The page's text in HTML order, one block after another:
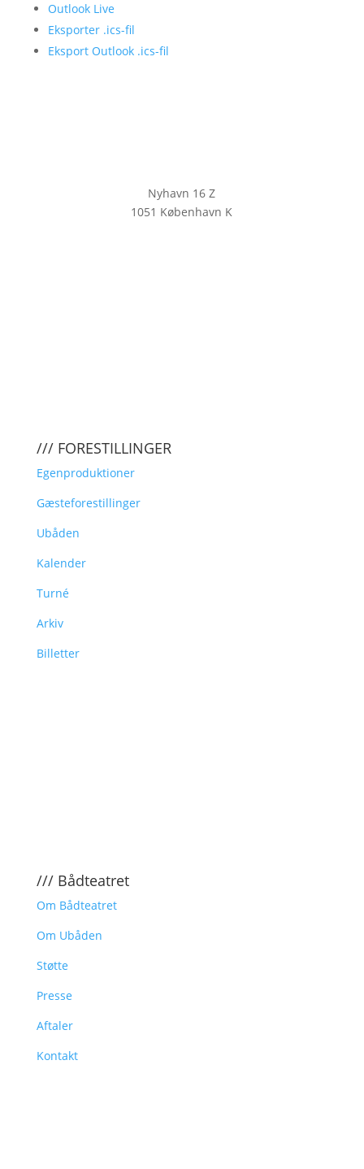
Outlook Live
Eksporter .ics-fil
Eksport Outlook .ics-fil
Nyhavn 16 Z
1051 København K
/// FORESTILLINGER
Egenproduktioner
Gæsteforestillinger
Ubåden
Kalender
Turné
Arkiv
Billetter
/// Bådteatret
Om Bådteatret
Om Ubåden
Støtte
Presse
Aftaler
Kontakt